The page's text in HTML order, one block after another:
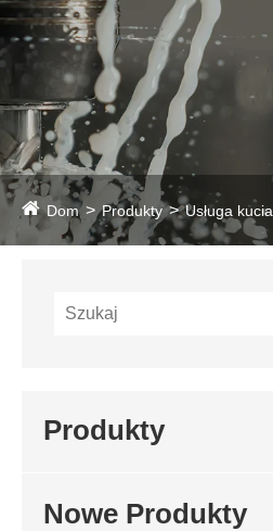
Dom Produkty Usługa kucia
Produkty
Nowe Produkty